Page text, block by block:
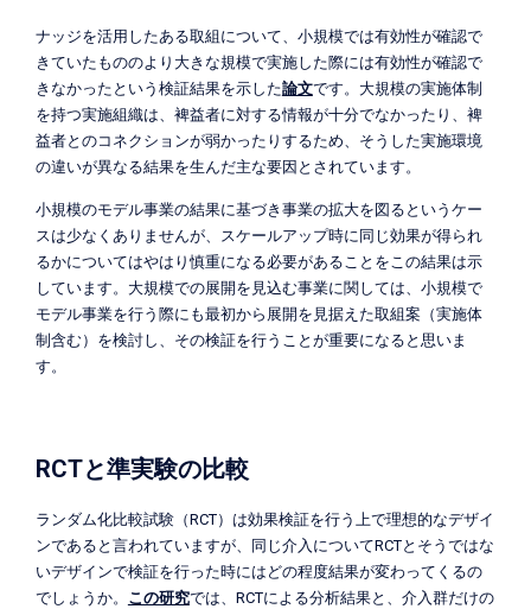
ナッジを活用したある取組について、小規模では有効性が確認で
きていたもののより大きな規模で実施した際には有効性が確認で
きなかったという検証結果を示した論文です。大規模の実施体制
を持つ実施組織は、裨益者に対する情報が十分でなかったり、裨
益者とのコネクションが弱かったりするため、そうした実施環境
の違いが異なる結果を生んだ主な要因とされています。
小規模のモデル事業の結果に基づき事業の拡大を図るというケー
スは少なくありませんが、スケールアップ時に同じ効果が得られ
るかについてはやはり慎重になる必要があることをこの結果は示
しています。大規模での展開を見込む事業に関しては、小規模で
モデル事業を行う際にも最初から展開を見据えた取組案（実施体
制含む）を検討し、その検証を行うことが重要になると思いま
す。
RCTと準実験の比較
ランダム化比較試験（RCT）は効果検証を行う上で理想的なデザイ
ンであると言われていますが、同じ介入についてRCTとそうではな
いデザインで検証を行った時にはどの程度結果が変わってくるの
でしょうか。 この研究では、RCTによる分析結果と、介入群だけの